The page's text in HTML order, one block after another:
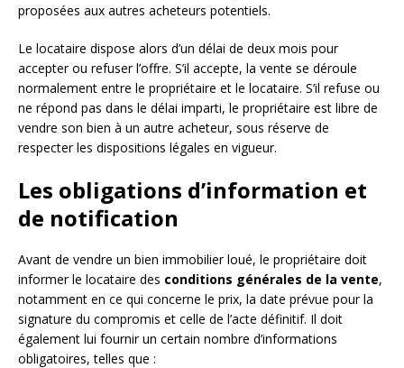
proposées aux autres acheteurs potentiels.
Le locataire dispose alors d’un délai de deux mois pour
accepter ou refuser l’offre. S’il accepte, la vente se déroule
normalement entre le propriétaire et le locataire. S’il refuse ou
ne répond pas dans le délai imparti, le propriétaire est libre de
vendre son bien à un autre acheteur, sous réserve de
respecter les dispositions légales en vigueur.
Les obligations d’information et
de notification
Avant de vendre un bien immobilier loué, le propriétaire doit
informer le locataire des conditions générales de la vente,
notamment en ce qui concerne le prix, la date prévue pour la
signature du compromis et celle de l’acte définitif. Il doit
également lui fournir un certain nombre d’informations
obligatoires, telles que :